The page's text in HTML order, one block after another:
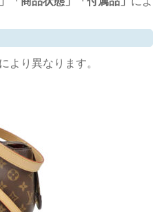
より異なります。